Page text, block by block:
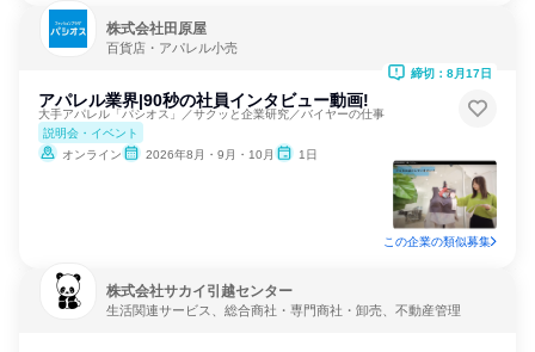
株式会社田原屋
百貨店・アパレル小売
アパレル業界|90秒の社員インタビュー動画!
大手アパレル「パシオス」／サクッと企業研究／バイヤーの仕事
説明会・イベント
オンライン
2026年8月・9月・10月 1日
締切：8月17日
この企業の類似募集
株式会社サカイ引越センター
生活関連サービス、総合商社・専門商社・卸売、不動産管理